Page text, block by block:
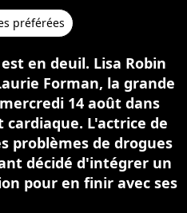
préférées
en deuil. Lisa Robin
Forman, la grande
14 août dans
L'actrice de
problèmes de drogues
décidé d'intégrer un
pour en finir avec ses